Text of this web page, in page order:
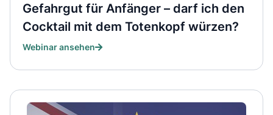
Gefahrgut für Anfänger – darf ich den
Cocktail mit dem Totenkopf würzen?
Webinar ansehen